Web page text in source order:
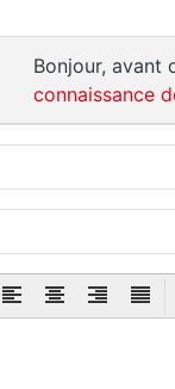
Bonjour, avant
connaissance